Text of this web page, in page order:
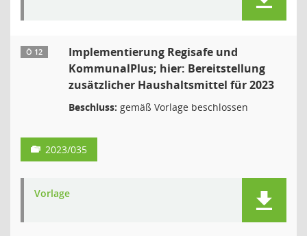
Ö 12
Implementierung Regisafe und
KommunalPlus; hier: Bereitstellung
zusätzlicher Haushaltsmittel für 2023
Beschluss: gemäß Vorlage beschlossen
2023/035
Vorlage